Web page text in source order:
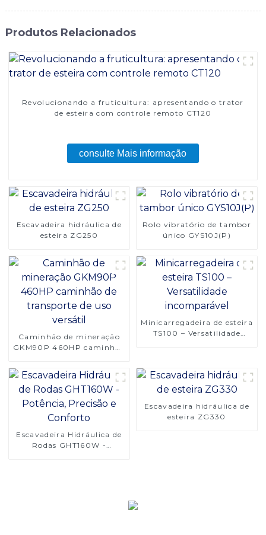
Produtos Relacionados
Revolucionando a fruticultura: apresentando o trator
de esteira com controle remoto CT120
consulte Mais informação
Escavadeira hidráulica de
esteira ZG250
Rolo vibratório de tambor
único GYS10J(P)
Caminhão de mineração
GKM90P 460HP caminhão
Minicarregadeira de esteira
TS100 – Versatilidade
Escavadeira Hidráulica de
Rodas GHT160W -
Escavadeira hidráulica de
esteira ZG330